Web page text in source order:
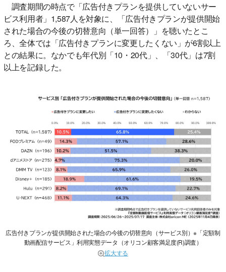
調査期間の時点で「広告付きプランを提供していないサー
ビス利用者」1,587人を対象に、「広告付きプランが提供開始
された場合の今後の切替意向（単一回答）」を聴いたとこ
ろ、全体では「広告付きプランに変更したくない」が6割以上
との結果に。なかでも年代別「10・20代」、「30代」は7割
以上を記録した。
広告付きプランが提供開始された場合の今後の切替意向（サービス別）※「定額制
動画配信サービス」利用実態データ（オリコン顧客満足度(R)調査）
拡大する